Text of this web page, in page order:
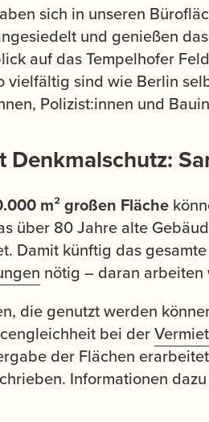
sich in unseren
und genießen das
auf das Tempelhofer
vielfältig sind wie Berlin
Polizist:innen und
m² großen Fläche
über 80 Jahre alte
Damit künftig das
nötig – daran
die genutzt werden
bei der
der Flächen
Informationen